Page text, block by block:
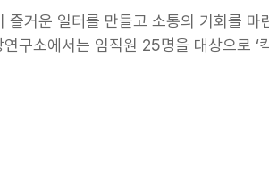
장 임직원 모두가 단결되고 소통하며,
이해와 화합을 다지겠습니다" - 강인
화를 꾸준히 실천해 나갈 계획입니다.
거운 일터를 만들고 소통의 기회를 마
구소에서는 임직원 25명을 대상으로 ‘
테일을 만들기에 앞서 증류주와 발효주
시간에는 가성비 좋은 위스키 추천부